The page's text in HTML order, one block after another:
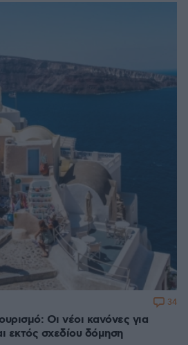
Οι νέοι κανόνες για
εκτός σχεδίου δόμηση
34